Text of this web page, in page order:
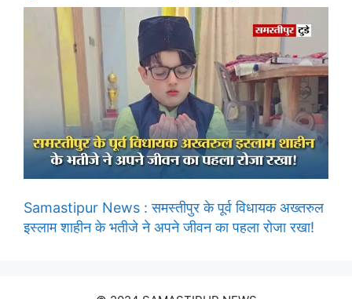
Samastipur News : समस्तीपुर के पूर्व विधायक अख्तरुल
इस्लाम शाहीन के भतीजे ने अपने जीवन का पहला रोजा रखा!